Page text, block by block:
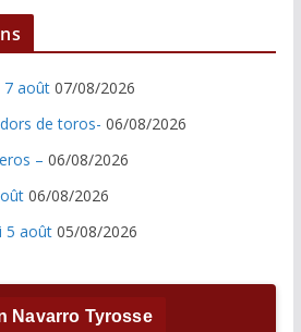
7 août 07/08/2026
de toros- 06/08/2026
– 06/08/2026
06/08/2026
5 août 05/08/2026
Navarro Tyrosse